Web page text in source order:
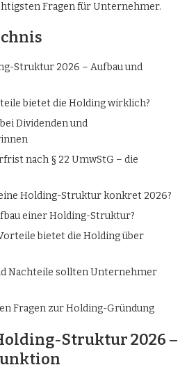
Fragen für Unternehmer.
Struktur 2026 – Aufbau und
bietet die Holding wirklich?
Dividenden und
nach § 22 UmwStG – die
Holding-Struktur konkret 2026?
einer Holding-Struktur?
bietet die Holding über
Nachteile sollten Unternehmer
Fragen zur Holding-Gründung
Struktur 2026 –